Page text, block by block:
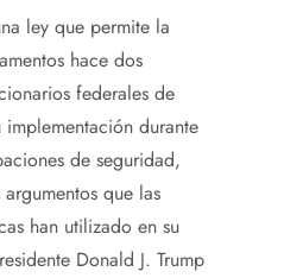
ley que permite la
hace dos
federales de
durante
de seguridad,
que las
han utilizado en su
Donald J. Trump